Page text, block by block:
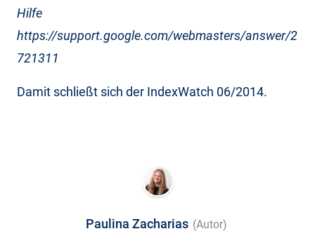
Hilfe
https://support.google.com/webmasters/answer/2
721311
Damit schließt sich der IndexWatch 06/2014.
Paulina Zacharias (Autor)